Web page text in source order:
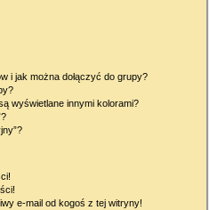
i jak można dołączyć do grupy?
wyświetlane innymi kolorami?
e-mail od kogoś z tej witryny!